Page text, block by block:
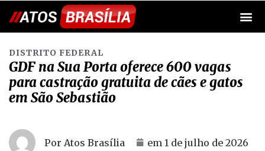
DISTRITO FEDERAL
GDF na Sua Porta oferece 600 vagas
para castração gratuita de cães e gatos
em São Sebastião
Por Atos Brasília em 1 de julho de 2026